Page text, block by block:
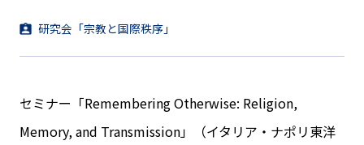
研究会「宗教と国際秩序」
セミナー「Remembering Otherwise: Religion,
Memory, and Transmission」（イタリア・ナポリ東洋